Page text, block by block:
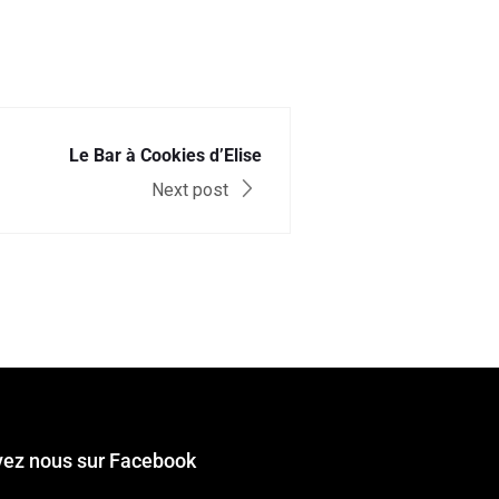
Le Bar à Cookies d’Elise
Next post
nous sur Facebook